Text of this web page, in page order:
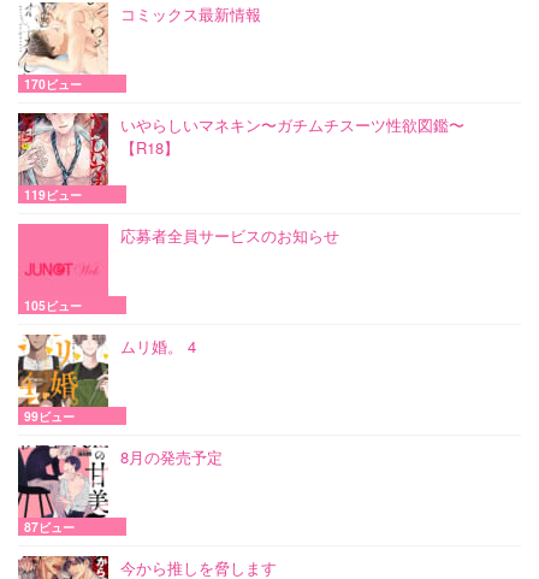
コミックス最新情報
170ビュー
いやらしいマネキン〜ガチムチスーツ性欲図鑑〜
【R18】
119ビュー
応募者全員サービスのお知らせ
105ビュー
ムリ婚。 4
99ビュー
8月の発売予定
87ビュー
今から推しを脅します